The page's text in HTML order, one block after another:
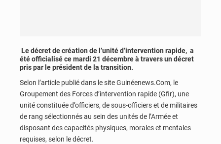
Le décret de création de l’unité d’intervention rapide, a
été officialisé ce mardi 21 décembre à travers un décret
pris par le président de la transition.
Selon l’article publié dans le site Guinéenews.Com, le
Groupement des Forces d’intervention rapide (Gfir), une
unité constituée d’officiers, de sous-officiers et de militaires
de rang sélectionnés au sein des unités de l’Armée et
disposant des capacités physiques, morales et mentales
requises, selon le décret.